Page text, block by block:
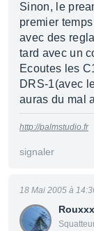
Sinon, le
premier
avec des
tard avec un
Ecoutes les
DRS-1(avec
auras du mal
http://palmstudio.fr
signaler
Rouxxx
18 Mai 2005 à